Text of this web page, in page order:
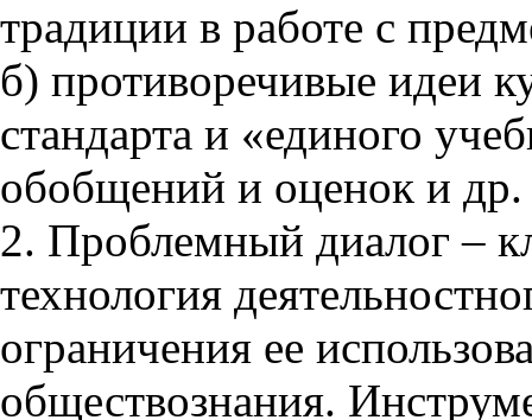
традиции в работе с
б) противоречивые идеи
стандарта и «единого
обобщений и оценок и др.
2. Проблемный диалог –
технология
ограничения ее
обществознания.